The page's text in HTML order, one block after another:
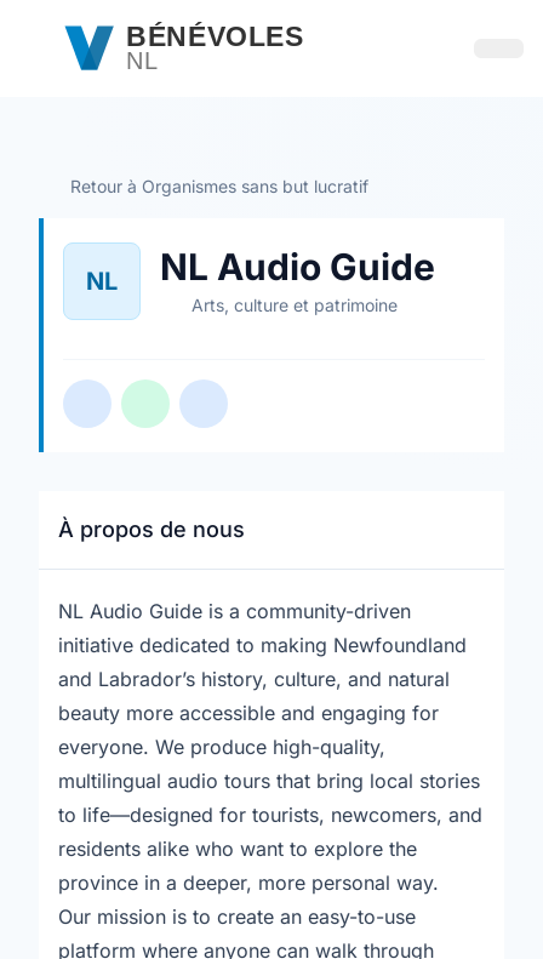
Passer au contenu principal
BÉNÉVOLES
NL
Retour à Organismes sans but lucratif
NL NL Audio Guide
Arts, culture et patrimoine
À propos de nous
NL Audio Guide is a community-driven
initiative dedicated to making Newfoundland
and Labrador’s history, culture, and natural
beauty more accessible and engaging for
everyone. We produce high-quality,
multilingual audio tours that bring local stories
to life—designed for tourists, newcomers, and
residents alike who want to explore the
province in a deeper, more personal way.
Our mission is to create an easy-to-use
platform where anyone can walk through